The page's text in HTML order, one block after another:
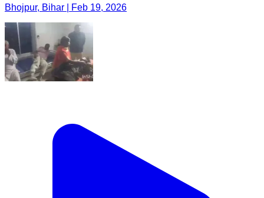
Bhojpur, Bihar | Feb 19, 2026